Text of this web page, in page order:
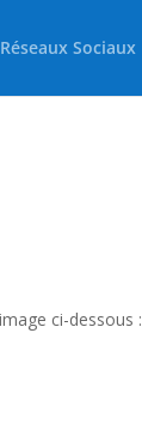
Réseaux Sociaux
ci-dessous :